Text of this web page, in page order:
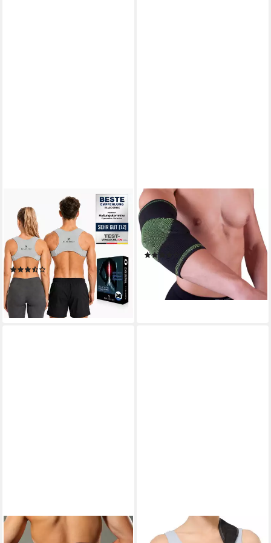
Rückenstabilisator
[Vergleichssieger 2026]
[Damen & Herren]
[Rückenstütze]
(3)
38,90 € UVP49,90 €
lieferbar - in 3-4 Werktagen bei dir
LOREY MEDTEC
Ellenbogenbandage EL47003
Ellenbogenstütze mit 2
seitlichen Gelkissen
(9)
14,99 € UVP 24,99 €
lieferbar - in 2-3 Werktagen bei dir
LOREY MEDTEC
Rückenbandage Neopren-
Armbandage